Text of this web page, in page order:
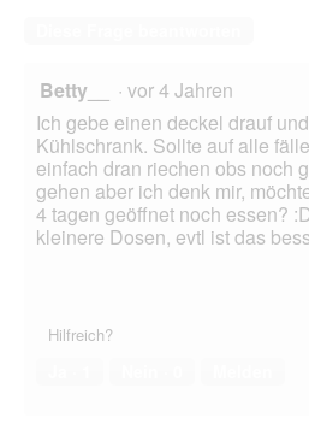
Betty__ · vor 4 Jahren
Ich gebe einen deckel drauf
Kühlschrank. Sollte auf alle
einfach dran riechen obs noch
gehen aber ich denk mir,
4 tagen geöffnet noch essen?
kleinere Dosen, evtl ist das
Hilfreich?